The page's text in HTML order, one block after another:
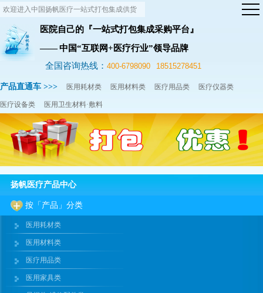
欢迎进入中国扬帆医疗一站式打包集成供货
网站！
全国咨询热线： 400-6798090 18515278451
医院自己的『一站式打包集成采购平台』
—— 中国“互联网+医疗行业”领导品牌
产品直通车 >>> 医用耗材类 医用材料类 医疗用品类 医疗仪器类
医疗设备类 医用卫生材料·敷料
扬帆医疗产品中心
按「产品」分类
医用耗材类
医用材料类
医疗用品类
医用家具类